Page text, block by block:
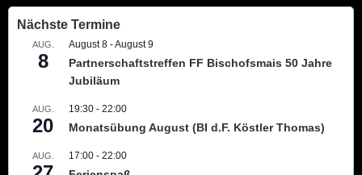
Nächste Termine
AUG.
8
August 8 -August 9
Partnerschaftstreffen FF Bischofsmais 50 Jahre
Jubiläum
AUG.
20
19:30 - 22:00
Monatsübung August (BI d.F. Köstler Thomas)
AUG. 17:00 - 22:00